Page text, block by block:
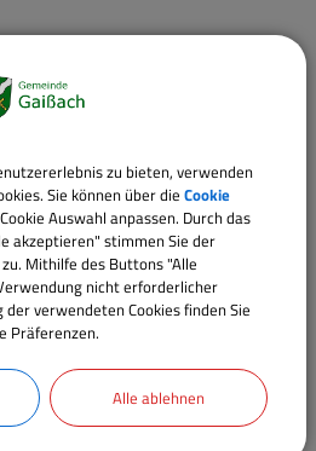
zu bieten, verwenden
Sie können über die Cookie
Auswahl anpassen. Durch das
akzeptieren" stimmen Sie der
Mithilfe des Buttons "Alle
nicht erforderlicher
der verwendeten Cookies finden Sie
Präferenzen.
Alle ablehnen